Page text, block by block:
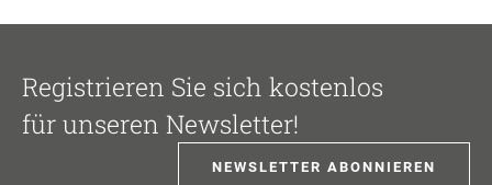
Registrieren Sie sich kostenlos
für unseren Newsletter!
NEWSLETTER ABONNIEREN